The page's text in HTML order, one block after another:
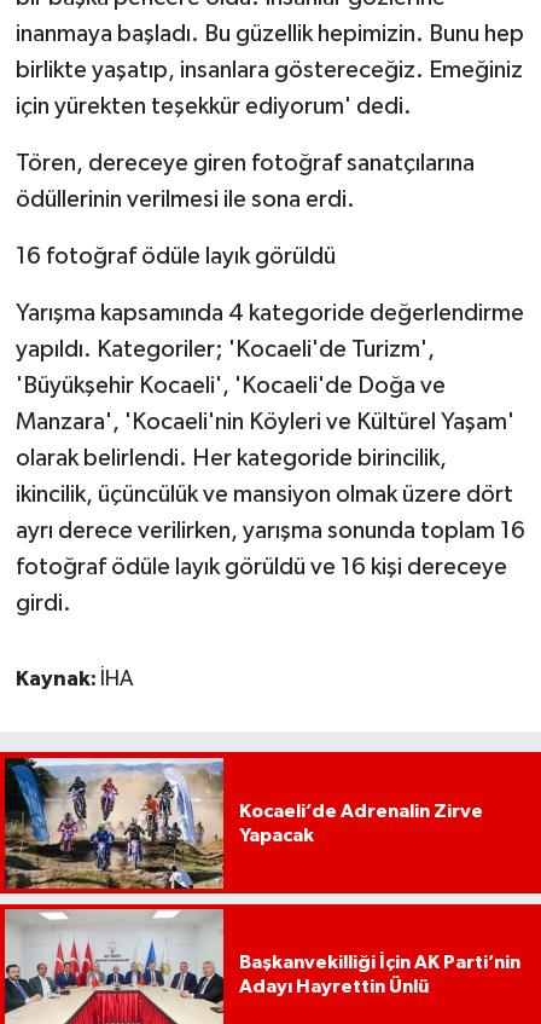
inanmaya başladı. Bu güzellik hepimizin. Bunu hep
birlikte yaşatıp, insanlara göstereceğiz. Emeğiniz
için yürekten teşekkür ediyorum' dedi.
Tören, dereceye giren fotoğraf sanatçılarına
ödüllerinin verilmesi ile sona erdi.
16 fotoğraf ödüle layık görüldü
Yarışma kapsamında 4 kategoride değerlendirme
yapıldı. Kategoriler; 'Kocaeli'de Turizm',
'Büyükşehir Kocaeli', 'Kocaeli'de Doğa ve
Manzara', 'Kocaeli'nin Köyleri ve Kültürel Yaşam'
olarak belirlendi. Her kategoride birincilik,
ikincilik, üçüncülük ve mansiyon olmak üzere dört
ayrı derece verilirken, yarışma sonunda toplam 16
fotoğraf ödüle layık görüldü ve 16 kişi dereceye
girdi.
Kaynak: İHA
Kocaeli’de Adrenalin Zirve
Yapacak
Başkanvekilliği İçin AK Parti’nin
Adayı Hayrettin Ünlü